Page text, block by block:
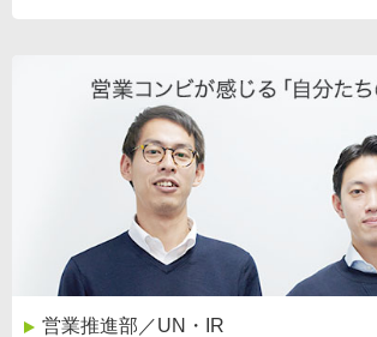
営業推進部／UN・IR